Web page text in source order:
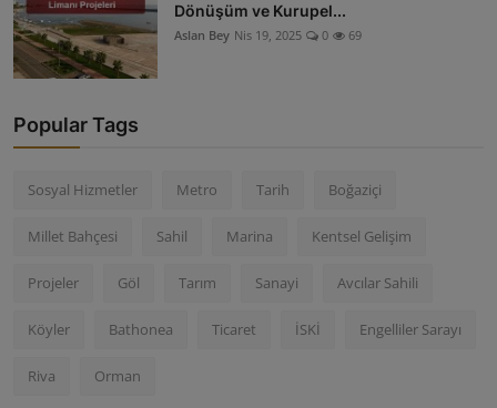
Dönüşüm ve Kurupel...
Aslan Bey Nis 19, 2025 0 69
Popular Tags
Sosyal Hizmetler Metro Tarih Boğaziçi
Millet Bahçesi Sahil Marina Kentsel Gelişim
Projeler Göl Tarım Sanayi Avcılar Sahili
Köyler Bathonea Ticaret İSKİ Engelliler Sarayı
Riva Orman